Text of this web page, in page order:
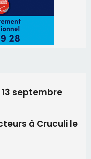
13 septembre
à Cruculi le